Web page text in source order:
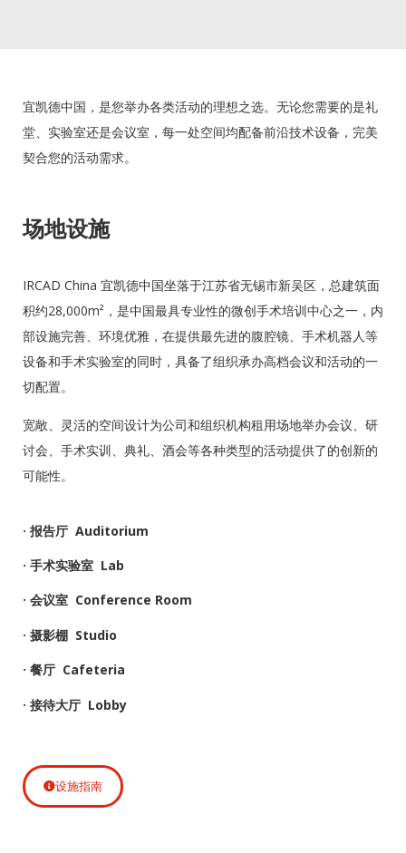
宜凯德中国，是您举办各类活动的理想之选。无论您需要的是礼
堂、实验室还是会议室，每一处空间均配备前沿技术设备，完美
契合您的活动需求。
场地设施
IRCAD China 宜凯德中国坐落于江苏省无锡市新吴区，总建筑面
积约28,000m²，是中国最具专业性的微创手术培训中心之一，内
部设施完善、环境优雅，在提供最先进的腹腔镜、手术机器人等
设备和手术实验室的同时，具备了组织承办高档会议和活动的一
切配置。
宽敞、灵活的空间设计为公司和组织机构租用场地举办会议、研
讨会、手术实训、典礼、酒会等各种类型的活动提供了的创新的
可能性。
· 报告厅 Auditorium
· 手术实验室 Lab
· 会议室 Conference Room
· 摄影棚 Studio
· 餐厅 Cafeteria
· 接待大厅 Lobby
设施指南